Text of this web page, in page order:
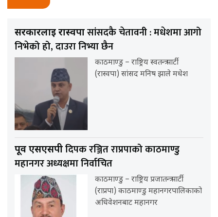
सरकारलाई रास्वपासांसदकै चेतावनी : मधेशमा आगो
निभेको हो, दाउरा निभ्या छैन
काठमाण्डु – राष्ट्रिय स्वतन्त्र पार्टी
(रास्वपा) सांसद मनिष झाले मधेश
पूर्व एसएसपीदिपक रञ्जित राप्रपाको काठमाण्डु
महानगर अध्यक्षमा निर्वाचित
काठमाण्डु – राष्ट्रिय प्रजातन्त्र पार्टी
(राप्रपा) काठमाण्डु महानगरपालिकाको
अधिवेशनबाट महानगर